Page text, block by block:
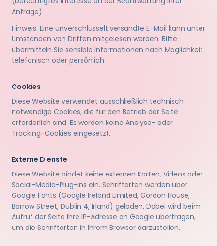
Anfrage).
Hinweis: Eine unverschlüsselt versandte E-Mail kann unter
Umständen von Dritten mitgelesen werden. Bitte
übermitteln Sie sensible Informationen nach Möglichkeit
telefonisch oder persönlich.
Cookies
Diese Website verwendet ausschließlich technisch
notwendige Cookies, die für den Betrieb der Seite
erforderlich sind. Es werden keine Analyse- oder
Tracking-Cookies eingesetzt.
Externe Dienste
Diese Website bindet keine externen Karten, Videos oder
Social-Media-Plug-ins ein. Schriftarten werden über
Google Fonts (Google Ireland Limited, Gordon House,
Barrow Street, Dublin 4, Irland) geladen. Dabei wird beim
Aufruf der Seite Ihre IP-Adresse an Google übertragen,
um die Schriftarten in Ihrem Browser darzustellen.